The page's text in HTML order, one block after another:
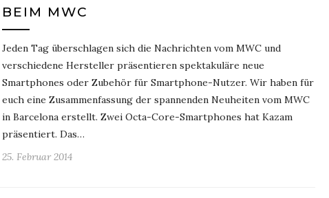
BEIM MWC
Jeden Tag überschlagen sich die Nachrichten vom MWC und
verschiedene Hersteller präsentieren spektakuläre neue
Smartphones oder Zubehör für Smartphone-Nutzer. Wir haben für
euch eine Zusammenfassung der spannenden Neuheiten vom MWC
in Barcelona erstellt. Zwei Octa-Core-Smartphones hat Kazam
präsentiert. Das…
25. Februar 2014